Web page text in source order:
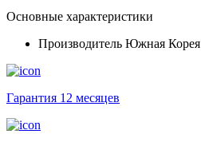
Основные характеристики
Производитель Южная Корея
Гарантия 12 месяцев